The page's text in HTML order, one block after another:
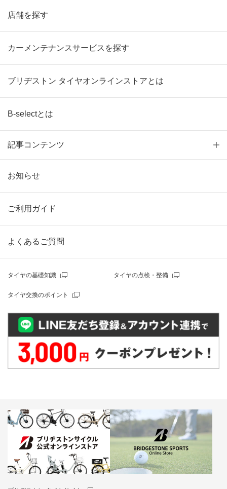
店舗を探す
カーメンテナンスサービスを探す
ブリヂストン タイヤオンラインストアとは
B-selectとは
記事コンテンツ
お知らせ
ご利用ガイド
よくあるご質問
タイヤの基礎知識 タイヤの点検・整備
タイヤ交換のポイント